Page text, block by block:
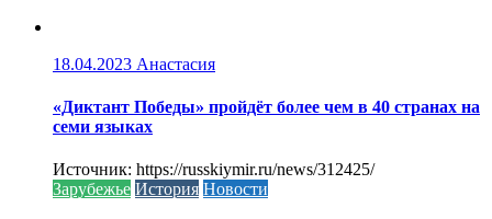
18.04.2023 Анастасия
«Диктант Победы» пройдёт более чем в 40 странах на
семи языках
Источник: https://russkiymir.ru/news/312425/
Зарубежье История Новости